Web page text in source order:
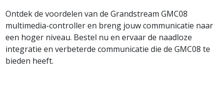
Ontdek de voordelen van de Grandstream GMC08
multimedia-controller en breng jouw communicatie naar
een hoger niveau. Bestel nu en ervaar de naadloze
integratie en verbeterde communicatie die de GMC08 te
bieden heeft.